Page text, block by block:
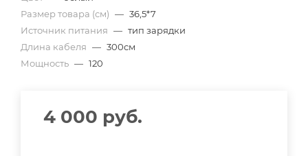
Размер товара (см) — 36,5*7
Источник питания — тип зарядки
Длина кабеля — 300см
Мощность — 120
4 000 руб.